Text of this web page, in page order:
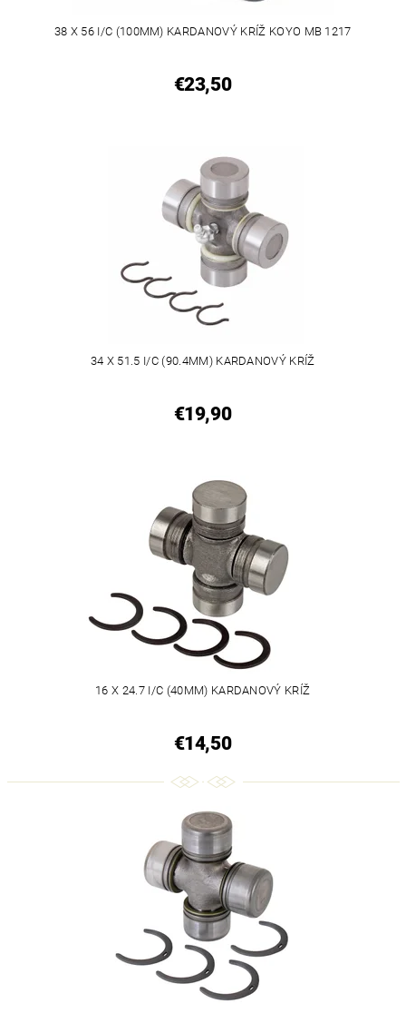
38 X 56 I/C (100MM) KARDANOVÝ KRÍŽ KOYO MB 1217
€23,50
34 X 51.5 I/C (90.4MM) KARDANOVÝ KRÍŽ
€19,90
16 X 24.7 I/C (40MM) KARDANOVÝ KRÍŽ
€14,50